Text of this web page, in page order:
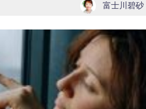
富士川碧砂